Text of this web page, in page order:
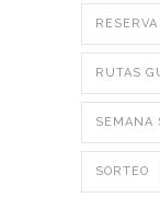
RUTAS
SEMANA
SORTEO